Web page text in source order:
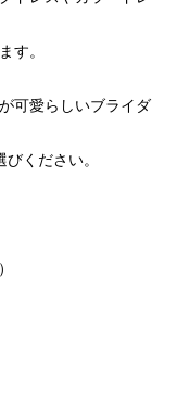
す。
可愛らしいブライダ
ください。